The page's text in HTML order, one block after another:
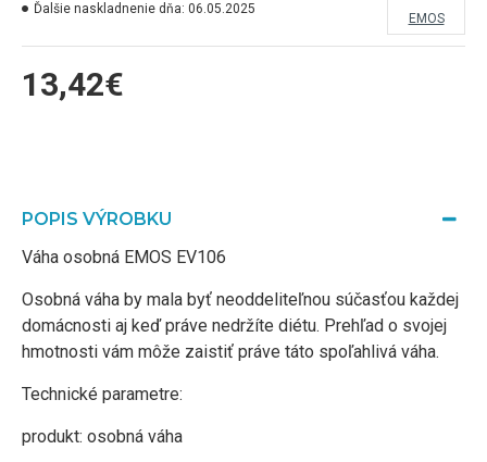
13,42€
Ďalšie naskladnenie dňa: 06.05.2025
EMOS
POPIS VÝROBKU
Váha osobná EMOS EV106
Osobná váha by mala byť neoddeliteľnou súčasťou každej
domácnosti aj keď práve nedržíte diétu. Prehľad o svojej
hmotnosti vám môže zaistiť práve táto spoľahlivá váha.
Technické parametre:
produkt: osobná váha